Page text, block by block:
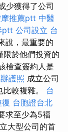
少獲得了公司
推薦ptt 中醫
ptt 公司設立 台
說，最重要的
限於他們投資的
檢查簽約人是
護照 成立公司
較複雜。 台
台胞證台北
求至少為5福
大型公司的首